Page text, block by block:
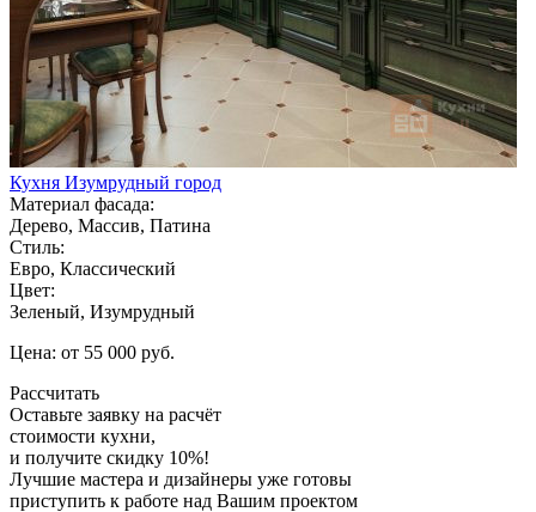
Кухня Изумрудный город
Материал фасада:
Дерево, Массив, Патина
Стиль:
Евро, Классический
Цвет:
Зеленый, Изумрудный
Цена: от 55 000 руб.
Рассчитать
Оставьте заявку на расчёт
стоимости кухни,
и получите скидку 10%!
Лучшие мастера и дизайнеры уже готовы
приступить к работе над Вашим проектом